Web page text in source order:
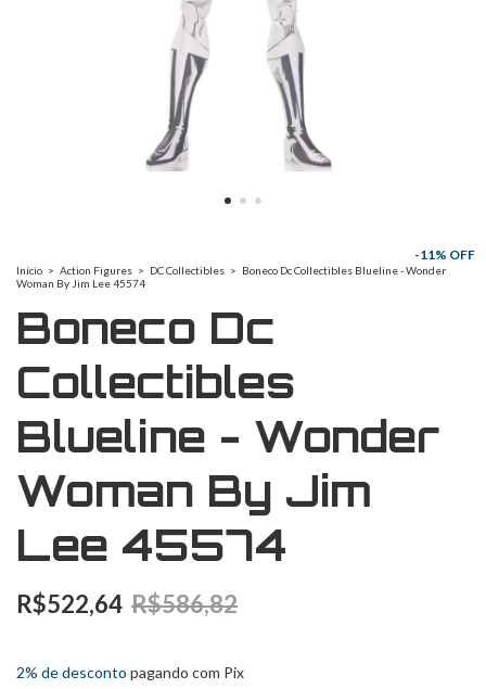
Início > Action Figures > DC Collectibles > Boneco Dc Collectibles Blueline - Wonder
Woman By Jim Lee 45574
Boneco Dc
Collectibles
Blueline - Wonder
Woman By Jim
Lee 45574
-11 % OFF
R$522,64 R$586,82
2% de desconto pagando com Pix